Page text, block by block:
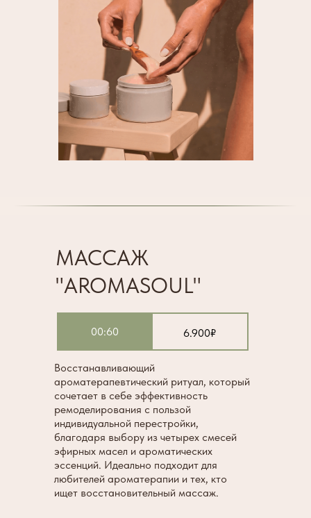
00:60 6.900₽
МАССАЖ
"AROMASOUL"
Восстанавливающий
ароматерапевтический ритуал, который
сочетает в себе эффективность
ремоделирования с пользой
индивидуальной перестройки,
благодаря выбору из четырех смесей
эфирных масел и ароматических
эссенций. Идеально подходит для
любителей ароматерапии и тех, кто
ищет восстановительный массаж.